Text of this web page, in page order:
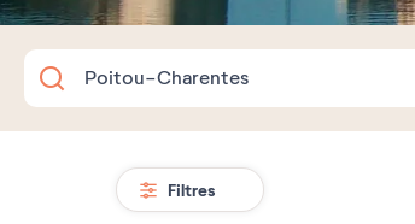
Filtres